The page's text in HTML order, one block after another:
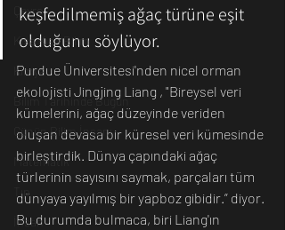
Çevre
Kısa Kısa Bilim
Kimya
Bilim Tarihinde Bugün
Günün Bilim İnsanı
Matematik
Tıp
İnsan
keşfedilmemiş ağaç türüne eşit
olduğunu söylüyor.
Purdue Üniversitesi'nden nicel orman
ekolojisti Jingjing Liang , "Bireysel veri
kümelerini, ağaç düzeyinde veriden
oluşan devasa bir küresel veri kümesinde
birleştirdik. Dünya çapındaki ağaç
türlerinin sayısını saymak, parçaları tüm
dünyaya yayılmış bir yapboz gibidir.” diyor.
Bu durumda bulmaca, biri Liang'ın